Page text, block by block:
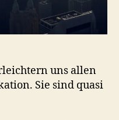
uns allen
Sie sind quasi